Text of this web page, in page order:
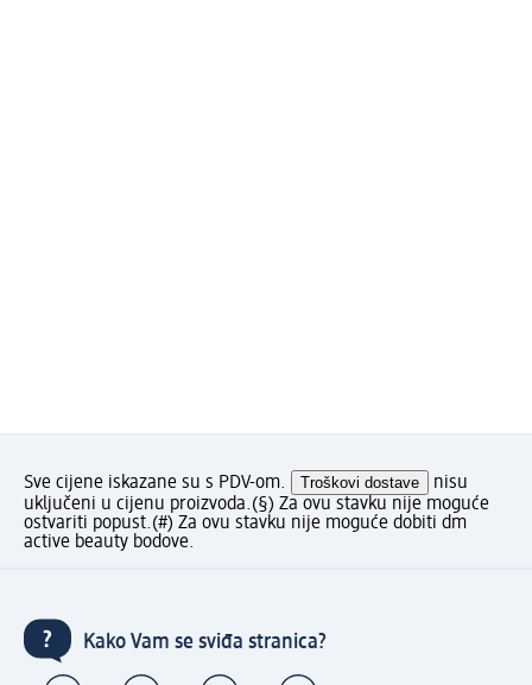
Sve cijene iskazane su s PDV-om. Troškovi dostave
nisu
uključeni u cijenu proizvoda.(§) Za ovu stavku nije moguće
ostvariti popust.(#) Za ovu stavku nije moguće dobiti dm
active beauty bodove.
Kako Vam se sviđa stranica?